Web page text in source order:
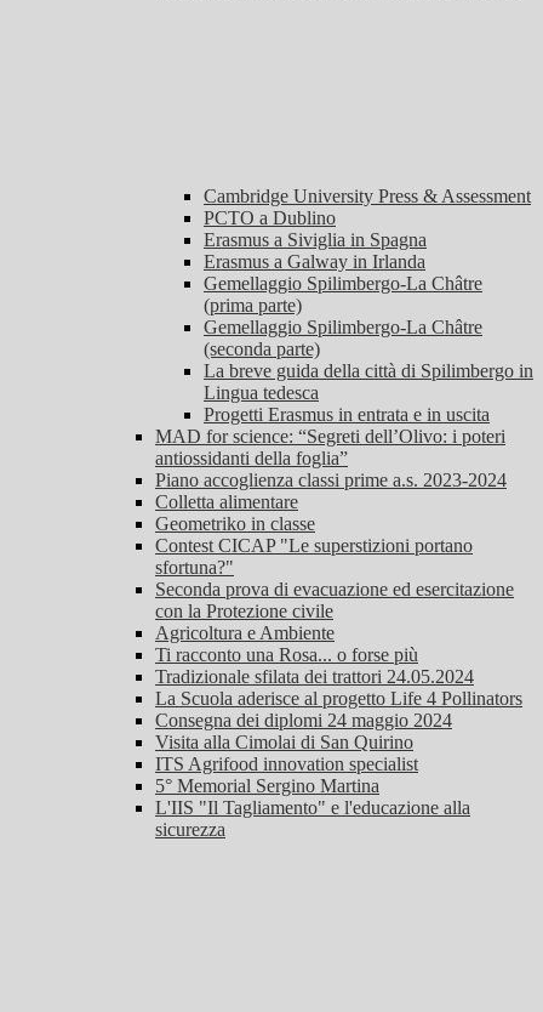
Cambridge University Press & Assessment
PCTO a Dublino
Erasmus a Siviglia in Spagna
Erasmus a Galway in Irlanda
Gemellaggio Spilimbergo-La Châtre
(prima parte)
Gemellaggio Spilimbergo-La Châtre
(seconda parte)
La breve guida della città di Spilimbergo in
Lingua tedesca
Progetti Erasmus in entrata e in uscita
MAD for science: “Segreti dell’Olivo: i poteri
antiossidanti della foglia”
Piano accoglienza classi prime a.s. 2023-2024
Colletta alimentare
Geometriko in classe
Contest CICAP "Le superstizioni portano
sfortuna?"
Seconda prova di evacuazione ed esercitazione
con la Protezione civile
Agricoltura e Ambiente
Ti racconto una Rosa... o forse più
Tradizionale sfilata dei trattori 24.05.2024
La Scuola aderisce al progetto Life 4 Pollinators
Consegna dei diplomi 24 maggio 2024
Visita alla Cimolai di San Quirino
ITS Agrifood innovation specialist
5° Memorial Sergino Martina
L'IIS "Il Tagliamento" e l'educazione alla
sicurezza